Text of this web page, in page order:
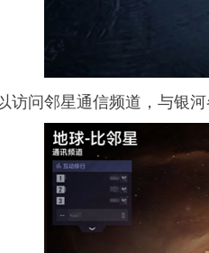
访问邻星通信频道，与银